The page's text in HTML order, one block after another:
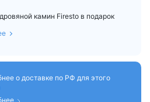
камин Firesto в подарок
о доставке по РФ для этого